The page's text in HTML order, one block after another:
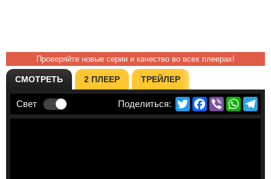
Проверяйте новые серии и качество во всех плеерах!
СМОТРЕТЬ 2 ПЛЕЕР ТРЕЙЛЕР
Свет TwitterFacebook
Viber